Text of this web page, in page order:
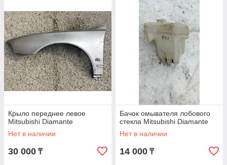
Крыло переднее левое
Mitsubishi Diamante
Нет в наличии
30 000 ₸
Бачок омывателя лобового
стекла Mitsubishi Diamante
Нет в наличии
14 000 ₸